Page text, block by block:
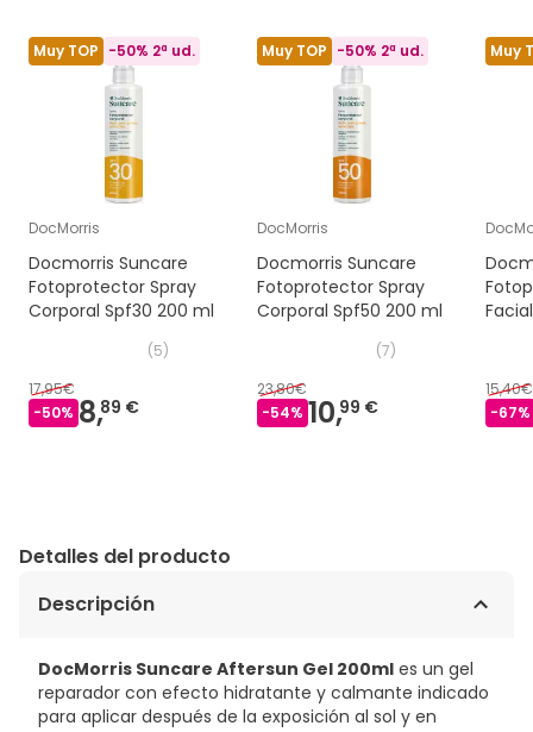
Muy TOP -50% 2ª ud.
DocMorris
Docmorris Suncare
Fotoprotector Spray
Corporal Spf30 200 ml
(5)
17,95€
-50% 8,89 €
Muy TOP -50% 2ª ud.
DocMorris
Docmorris Suncare
Fotoprotector Spray
Corporal Spf50 200 ml
(7)
23,80€
-54% 10,99 €
Muy
15,40€
-67%
Detalles del producto
Descripción
DocMorris Suncare Aftersun Gel 200ml es un gel
reparador con efecto hidratante y calmante indicado
para aplicar después de la exposición al sol y en